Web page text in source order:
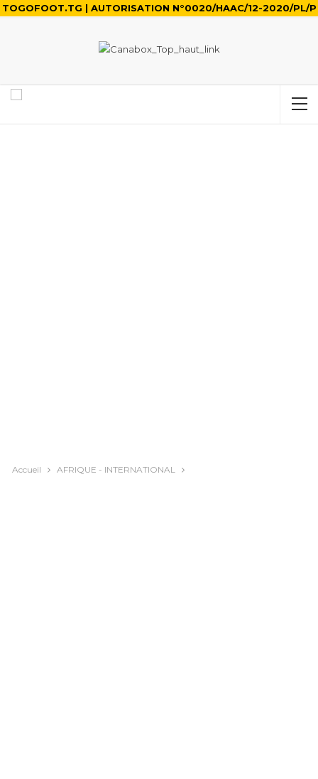
TOGOFOOT.TG | AUTORISATION N°0020/HAAC/12-2020/PL/P
Accueil AFRIQUE - INTERNATIONAL